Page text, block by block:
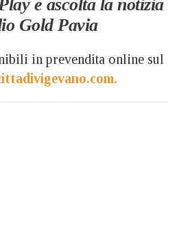
e ascolta la notizia
Gold Pavia
in prevendita online sul